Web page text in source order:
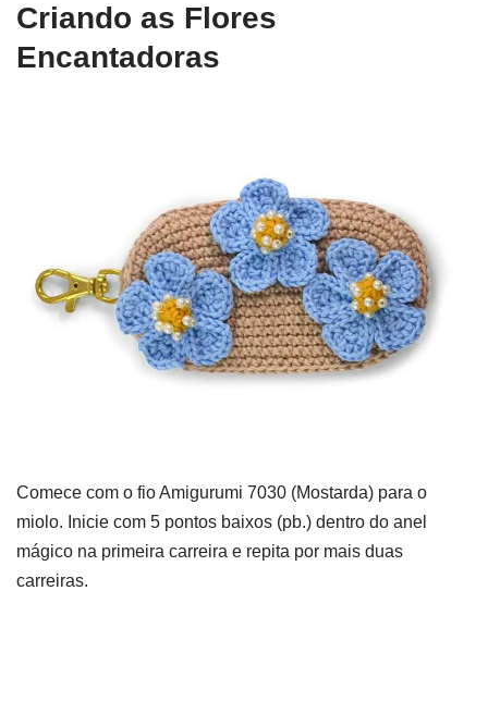
Criando as Flores
Encantadoras
Comece com o fio Amigurumi 7030 (Mostarda) para o
miolo. Inicie com 5 pontos baixos (pb.) dentro do anel
mágico na primeira carreira e repita por mais duas
carreiras.